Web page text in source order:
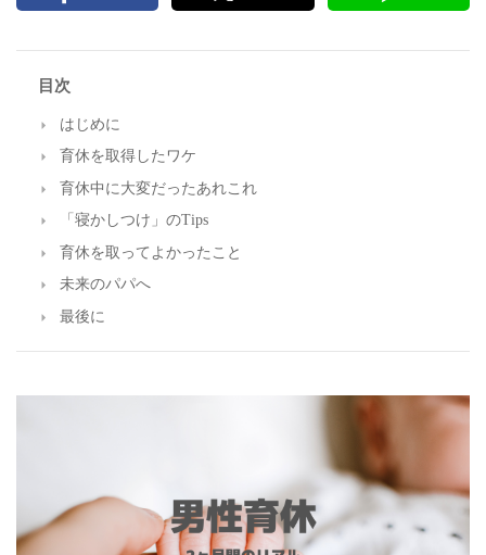
目次
はじめに
育休を取得したワケ
育休中に大変だったあれこれ
「寝かしつけ」のTips
育休を取ってよかったこと
未来のパパへ
最後に